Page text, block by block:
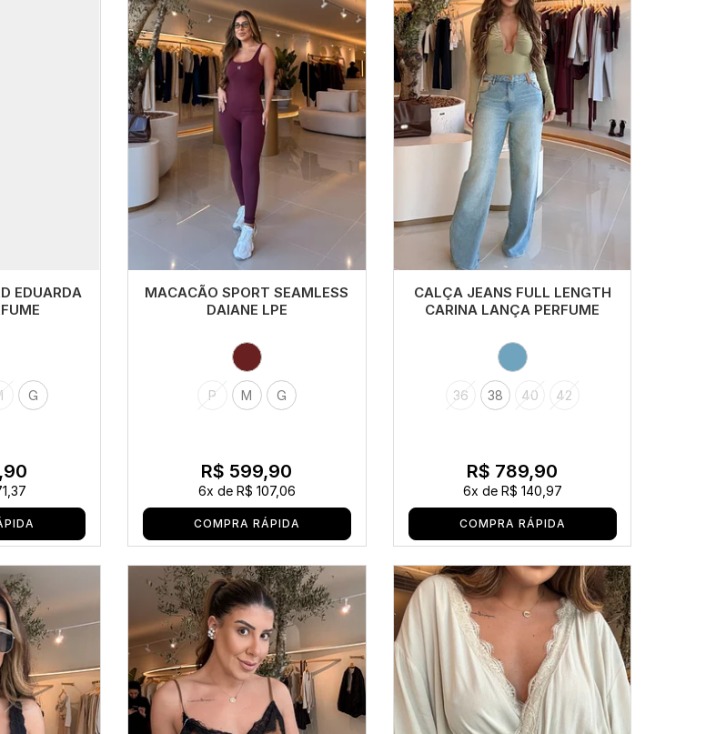
EDUARDA
G
MACACÃO SPORT SEAMLESS
DAIANE LPE
P M G
R$ 599,90
6x de R$ 107,06
COMPRA RÁPIDA
CALÇA JEANS FULL LENGTH
CARINA LANÇA PERFUME
36 38 40 42
R$ 789,90
6x de R$ 140,97
COMPRA RÁPIDA